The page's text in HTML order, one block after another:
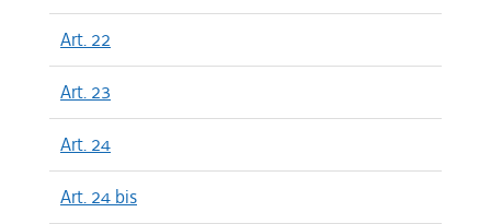
Art. 22
Art. 23
Art. 24
Art. 24 bis